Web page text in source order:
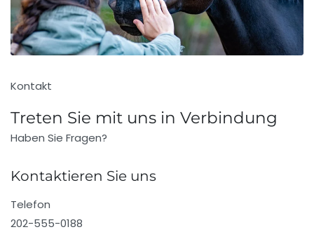
Kontakt
Treten Sie mit uns in Verbindung
Haben Sie Fragen?
Kontaktieren Sie uns
Telefon
202-555-0188